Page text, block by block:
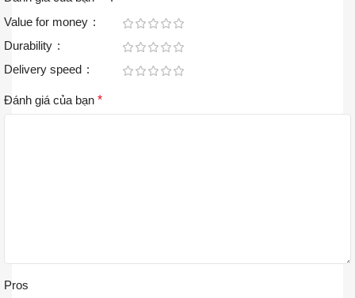
Value for money
Durability
Delivery speed
Đánh giá của bạn *
Pros